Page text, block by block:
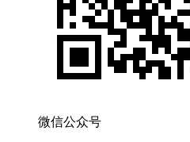
微信公众号